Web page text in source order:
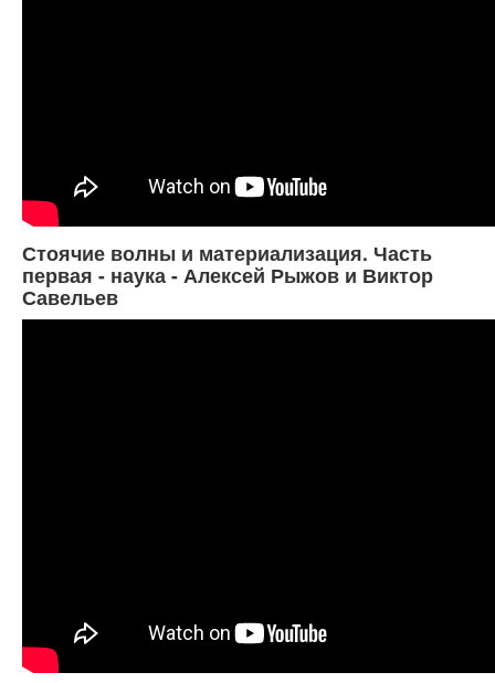
Стоячие волны и материализация. Часть
первая - наука - Алексей Рыжов и Виктор
Савельев